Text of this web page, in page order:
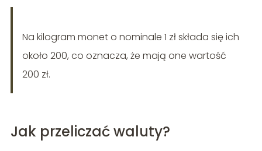
Na kilogram monet o nominale 1 zł składa się ich
około 200, co oznacza, że mają one wartość
200 zł.
Jak przeliczać waluty?